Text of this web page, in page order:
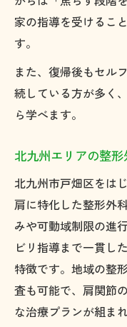
家の指導を受けるこ
す。
また、復帰後もセル
続している方が多く
ら学べます。
北九州エリアの整
北九州市戸畑区をは
肩に特化した整形外
みや可動域制限の進
ビリ指導まで一貫し
特徴です。地域の整
査も可能で、肩関節
な治療プランが組まれ